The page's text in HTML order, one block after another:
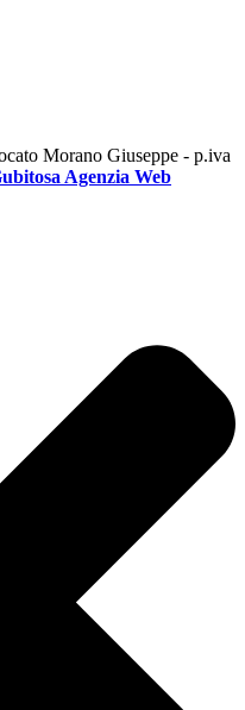
Morano Giuseppe - p.iva
Agenzia Web